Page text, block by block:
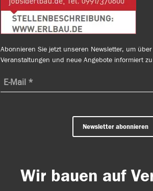
Abonnieren Sie jetzt unseren Newsletter, um
Veranstaltungen und neue Angebote informiert
Newsletter abonnieren
Wir bauen auf